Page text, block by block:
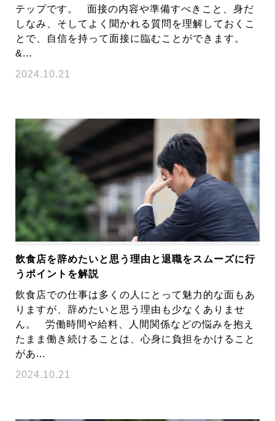
テップです。 面接の内容や準備すべきこと、身だ
しなみ、そしてよく聞かれる質問を理解しておくこ
とで、自信を持って面接に臨むことができます。
&...
2024.10.21
飲食店を辞めたいと思う理由と退職をスムーズに行
うポイントを解説
飲食店での仕事は多くの人にとって魅力的な面もあ
りますが、辞めたいと思う理由も少なくありませ
ん。 労働時間や給料、人間関係などの悩みを抱え
たまま働き続けることは、心身に負担をかけること
があ...
2024.10.21